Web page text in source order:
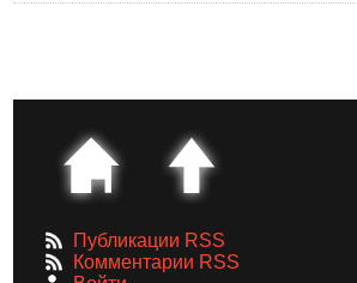
Публикации RSS
Комментарии RSS